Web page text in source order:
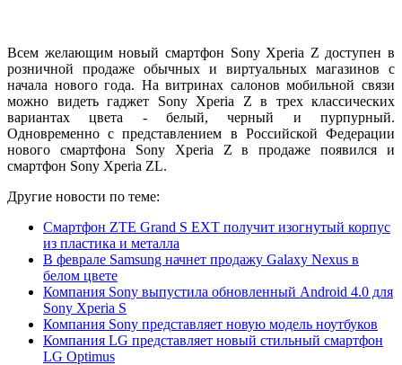
Всем желающим новый смартфон Sony Xperia Z доступен в
розничной продаже обычных и виртуальных магазинов с
начала нового года. На витринах салонов мобильной связи
можно видеть гаджет Sony Xperia Z в трех классических
вариантах цвета - белый, черный и пурпурный.
Одновременно с представлением в Российской Федерации
нового смартфона Sony Xperia Z в продаже появился и
смартфон Sony Xperia ZL.
Другие новости по теме:
Смартфон ZTE Grand S EXT получит изогнутый корпус
из пластика и металла
В феврале Samsung начнет продажу Galaxy Nexus в
белом цвете
Компания Sony выпустила обновленный Android 4.0 для
Sony Xperia S
Компания Sony представляет новую модель ноутбуков
Компания LG представляет новый стильный смартфон
LG Optimus